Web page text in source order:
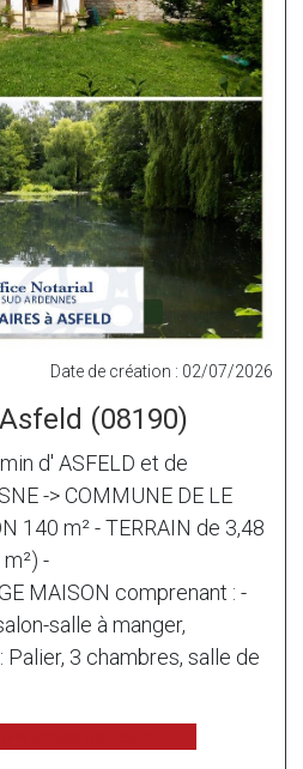
Date de création : 02/07/2026
(08190)
d' ASFELD et de
-> COMMUNE DE LE
140 m² - TERRAIN de 3,48
-
MAISON comprenant : -
salle à manger,
Palier, 3 chambres, salle de